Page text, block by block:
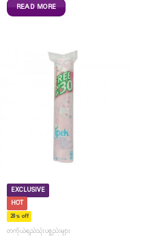
READ MORE
EXCLUSIVE
HOT
20% off
တကိုယ်ရည်သုံးပစ္စည်းများ